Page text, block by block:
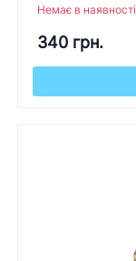
Немає в наявності
340 грн.